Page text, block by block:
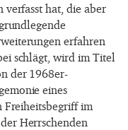
verfasst hat, die aber
erfahren
schlägt, wird im Titel
der 1968er-
eines
Freiheitsbegriff im
Herrschenden